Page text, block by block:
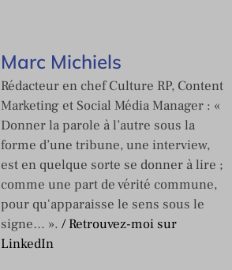
Marc Michiels
Rédacteur en chef Culture RP, Content
Marketing et Social Média Manager : «
Donner la parole à l’autre sous la
forme d’une tribune, une interview,
est en quelque sorte se donner à lire ;
comme une part de vérité commune,
pour qu'apparaisse le sens sous le
signe… ». / Retrouvez-moi sur
LinkedIn